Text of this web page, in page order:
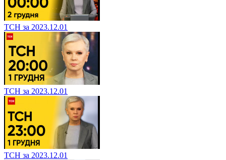
ТСН за 2023.12.01
ТСН за 2023.12.01
ТСН за 2023.12.01